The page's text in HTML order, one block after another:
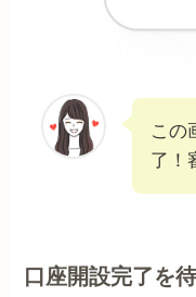
この
了！
口座開設完了を